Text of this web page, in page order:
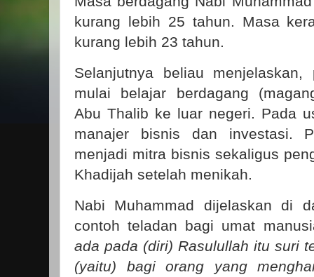
kurang lebih 25 tahun. Masa
kurang lebih 23 tahun.
Selanjutnya beliau
mulai belajar berdagang
Abu Thalib ke luar negeri. Pada
manajer bisnis dan investasi.
menjadi mitra bisnis sekaligus
Khadijah setelah menikah.
Nabi Muhammad dijelaskan di
contoh teladan bagi umat
ada pada (diri) Rasulullah itu suri
(yaitu) bagi orang yang